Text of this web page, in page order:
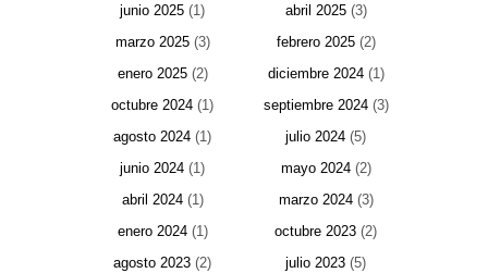
junio 2025 (1) abril 2025(3)
marzo 2025(3) febrero 2025(2)
enero 2025(2) diciembre 2024(1)
octubre 2024 (1) septiembre 2024(3)
agosto 2024 (1) julio 2024 (5)
junio 2024 (1) mayo 2024(2)
abril 2024(1) marzo 2024(3)
enero 2024(1) octubre 2023 (2)
agosto 2023 (2) julio 2023 (5)